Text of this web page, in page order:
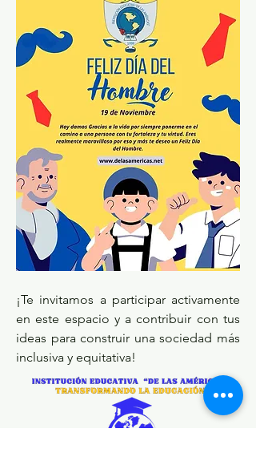
¡Te invitamos a participar activamente
en este espacio y a contribuir con tus
ideas para construir una sociedad más
inclusiva y equitativa!